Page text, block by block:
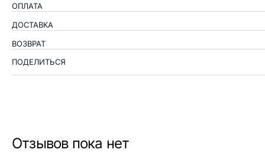
ОПЛАТА
ДОСТАВКА
ВОЗВРАТ
ПОДЕЛИТЬСЯ
Отзывов пока нет